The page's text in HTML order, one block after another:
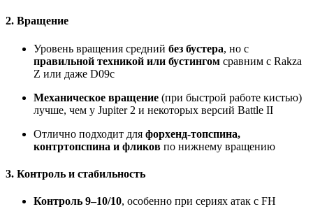
2. Вращение
Уровень вращения средний без бустера, но с
правильной техникой или бустингом сравним с Rakza
Z или даже D09c
Механическое вращение (при быстрой работе кистью)
лучше, чем у Jupiter 2 и некоторых версий Battle II
Отлично подходит для форхенд-топспина,
контртопспина и фликов по нижнему вращению
3. Контроль и стабильность
Контроль 9–10/10, особенно при сериях атак с FH